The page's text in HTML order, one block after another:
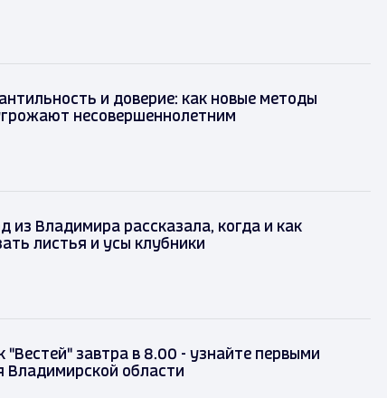
и доверие: как новые методы
несовершеннолетним
из Владимира рассказала, когда и как
листья и усы клубники
"Вестей" завтра в 8.00 - узнайте первыми
Владимирской области